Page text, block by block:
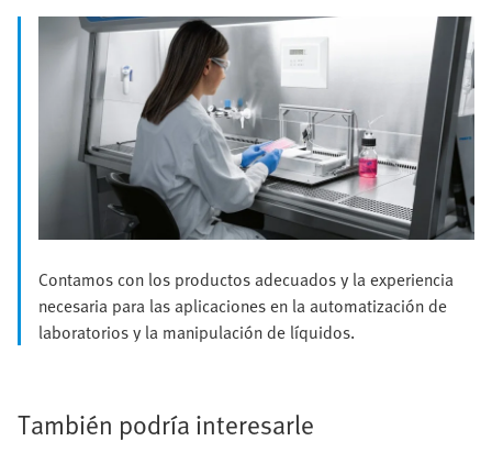
Contamos con los productos adecuados y la experiencia
necesaria para las aplicaciones en la automatización de
laboratorios y la manipulación de líquidos.
También podría interesarle